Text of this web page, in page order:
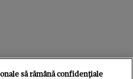
să rămână confidențiale